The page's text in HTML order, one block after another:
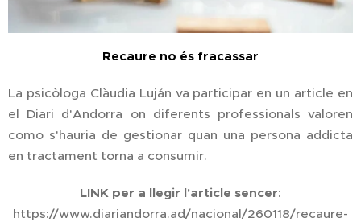
Recaure no és fracassar
La psicòloga Cl`audia Luján va participar en un article en
el Diari d'Andorra on diferents professionals valoren
como s'hauria de gestionar quan una persona addicta
en tractament torna a consumir.
LINK per a llegir l'article sencer:
https://www.diariandorra.ad/nacional/260118/recaure-